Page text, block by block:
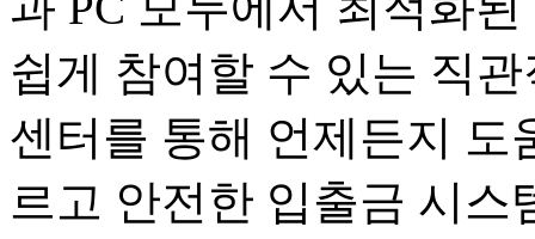
쉽게 참여할 수 있는 직
센터를 통해 언제든지 도
르고 안전한 입출금 시스